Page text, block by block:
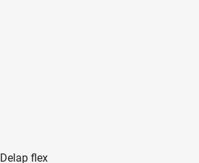
flex